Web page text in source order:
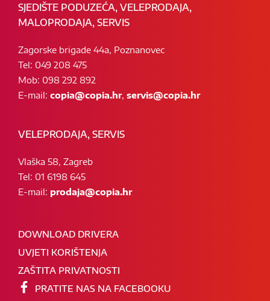
SJEDIŠTE PODUZEĆA, VELEPRODAJA,
MALOPRODAJA, SERVIS
Zagorske brigade 44a, Poznanovec
Tel: 049 208 475
Mob: 098 292 892
E-mail: copia@copia.hr, servis@copia.hr
VELEPRODAJA, SERVIS
Vlaška 58, Zagreb
Tel: 01 6198 645
E-mail: prodaja@copia.hr
DOWNLOAD DRIVERA
UVJETI KORIŠTENJA
ZAŠTITA PRIVATNOSTI
PRATITE NAS NA FACEBOOKU